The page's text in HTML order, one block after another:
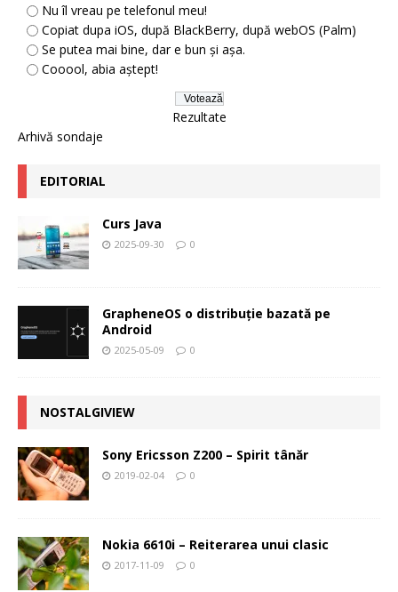
Nu îl vreau pe telefonul meu!
Copiat dupa iOS, după BlackBerry, după webOS (Palm)
Se putea mai bine, dar e bun și așa.
Cooool, abia aștept!
Rezultate
Arhivă sondaje
EDITORIAL
Curs Java
2025-09-30 0
GrapheneOS o distribuție bazată pe
Android
2025-05-09 0
NOSTALGIVIEW
Sony Ericsson Z200 – Spirit tânăr
2019-02-04 0
Nokia 6610i – Reiterarea unui clasic
2017-11-09 0